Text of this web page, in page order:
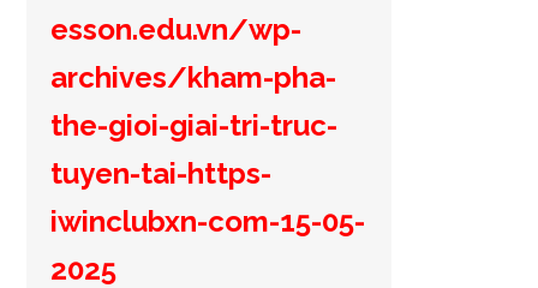
esson.edu.vn/wp-
archives/kham-pha-
the-gioi-giai-tri-truc-
tuyen-tai-https-
iwinclubxn-com-15-05-
2025